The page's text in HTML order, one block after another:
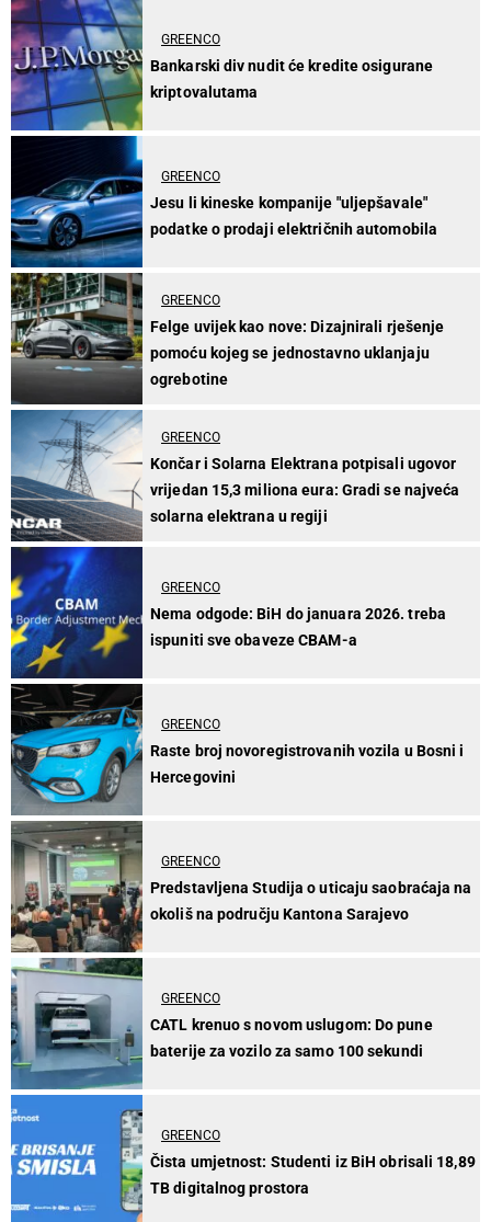
GREENCO
Bankarski div nudit će kredite osigurane
kriptovalutama
GREENCO
Jesu li kineske kompanije "uljepšavale"
podatke o prodaji električnih automobila
GREENCO
Felge uvijek kao nove: Dizajnirali rješenje
pomoću kojeg se jednostavno uklanjaju
ogrebotine
GREENCO
Končar i Solarna Elektrana potpisali ugovor
vrijedan 15,3 miliona eura: Gradi se najveća
solarna elektrana u regiji
GREENCO
Nema odgode: BiH do januara 2026. treba
ispuniti sve obaveze CBAM-a
GREENCO
Raste broj novoregistrovanih vozila u Bosni i
Hercegovini
GREENCO
Predstavljena Studija o uticaju saobraćaja na
okoliš na području Kantona Sarajevo
GREENCO
CATL krenuo s novom uslugom: Do pune
baterije za vozilo za samo 100 sekundi
GREENCO
Čista umjetnost: Studenti iz BiH obrisali 18,89
TB digitalnog prostora